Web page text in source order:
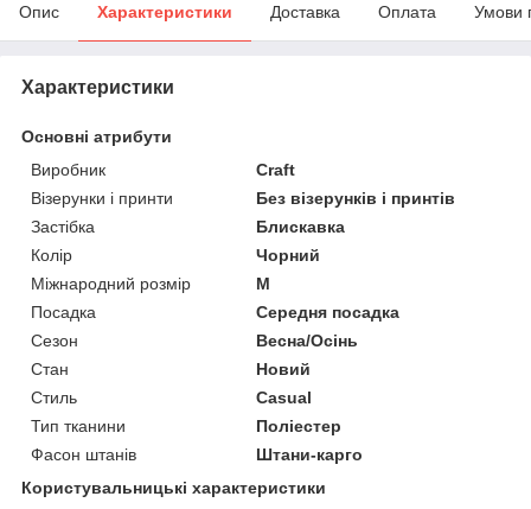
Опис Характеристики Доставка Оплата Умови
Характеристики
Основні атрибути
Виробник
Craft
Візерунки і принти
Без візерунків і принтів
Застібка
Блискавка
Колір
Чорний
Міжнародний розмір
M
Посадка
Середня посадка
Сезон
Весна/Осінь
Стан
Новий
Стиль
Casual
Тип тканини
Поліестер
Фасон штанів
Штани-карго
Користувальницькі характеристики